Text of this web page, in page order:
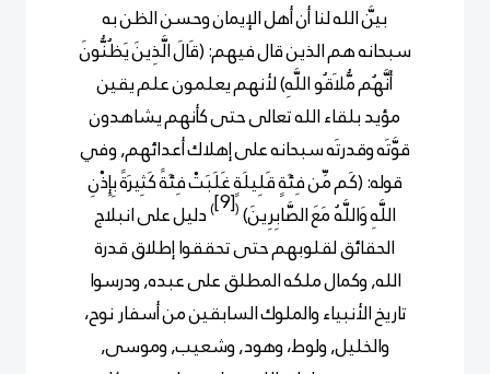
بيَّن الله لنا أن أهل الإيمان وحسن الظن به
سبحانه هم الذين قال فيهم: (قَالَ الَّذِينَ يَظُنُّونَ
أَنَّهُم مُّلاَقُو اللَّهِ) لأنهم يعلمون علم يقين
مؤيد بلقاء الله تعالى حتى كأنهم يشاهدون
قوَّتَه وقدرتَه سبحانه على إهلاك أعدائهم, وفي
قوله: (كَم مِّن فِئَةٍ قَلِيلَةٍ غَلَبَتْ فِئَةً كَثِيرَةً بِإِذْنِ
اللَّهِ وَاللَّهُمَعَ الصَّابِرِينَ)(
[9]
)دليل على انبلاج
الحقائق لقلوبهم حتى تحققوا إطلاق قدرة
الله, وكمال ملكه المطلق على عبده, ودرسوا
تاريخ الأنبياء والملوك السابقين من أسفار نوح،
والخليل, ولوط، وهود, وشعيب, وموسى,